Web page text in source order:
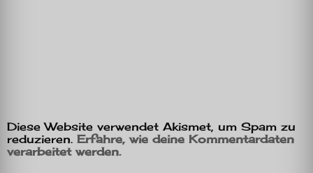
Diese Website verwendet Akismet, um Spam zu
reduzieren. Erfahre, wie deine Kommentardaten
verarbeitet werden.